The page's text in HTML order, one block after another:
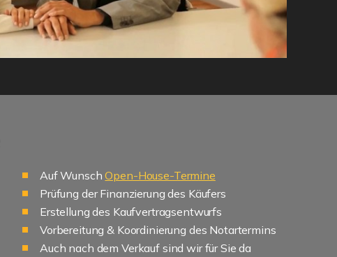
Auf WunschOpen-House-Termine
Prüfung der Finanzierung des Käufers
Erstellung des Kaufvertragsentwurfs
Vorbereitung & Koordinierung des Notartermins
Auch nach dem Verkauf sind wir für Sie da